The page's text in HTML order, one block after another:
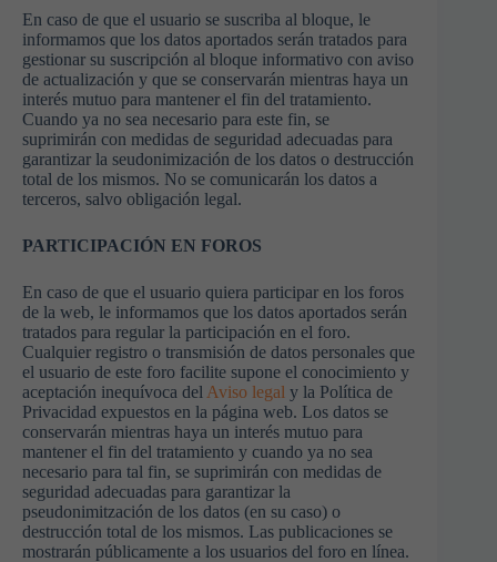
En caso de que el usuario se suscriba al bloque, le
informamos que los datos aportados serán tratados para
gestionar su suscripción al bloque informativo con aviso
de actualización y que se conservarán mientras haya un
interés mutuo para mantener el fin del tratamiento.
Cuando ya no sea necesario para este fin, se
suprimirán con medidas de seguridad adecuadas para
garantizar la seudonimización de los datos o destrucción
total de los mismos. No se comunicarán los datos a
terceros, salvo obligación legal.
PARTICIPACIÓN EN FOROS
En caso de que el usuario quiera participar en los foros
de la web, le informamos que los datos aportados serán
tratados para regular la participación en el foro.
Cualquier registro o transmisión de datos personales que
el usuario de este foro facilite supone el conocimiento y
aceptación inequívoca del Aviso legal y la Política de
Privacidad expuestos en la página web. Los datos se
conservarán mientras haya un interés mutuo para
mantener el fin del tratamiento y cuando ya no sea
necesario para tal fin, se suprimirán con medidas de
seguridad adecuadas para garantizar la
pseudonimitzación de los datos (en su caso) o
destrucción total de los mismos. Las publicaciones se
mostrarán públicamente a los usuarios del foro en línea.
rechaza estas
cookies,
algunas
funcionalidades
desaparecerán
de la web.
Marketing
nuestro sitio,
aumentas la
posibilidad de
ver contenido y
ofertas
personalizados.